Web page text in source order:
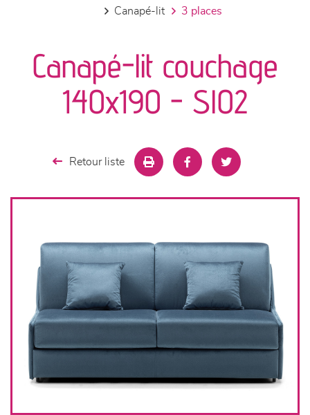
séjours
meubles de complément
canapé-lit
3 places
Canapé-lit couchage
140x190 - Sl02
Retour liste